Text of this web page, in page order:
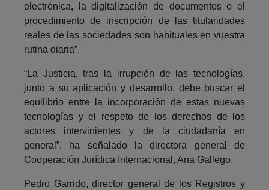
electrónica, la digitalización de documentos o el
procedimiento de inscripción de las titularidades
reales de las sociedades son habituales en vuestra
rutina diaria”.
“La Justicia, tras la irrupción de las tecnologías,
junto a su aplicación y desarrollo, debe buscar el
equilibrio entre la incorporación de estas nuevas
tecnologías y el respeto de los derechos de los
actores intervinientes y de la ciudadanía en
general”, ha señalado la directora general de
Cooperación Jurídica Internacional, Ana Gallego.
Pedro Garrido, director general de los Registros y